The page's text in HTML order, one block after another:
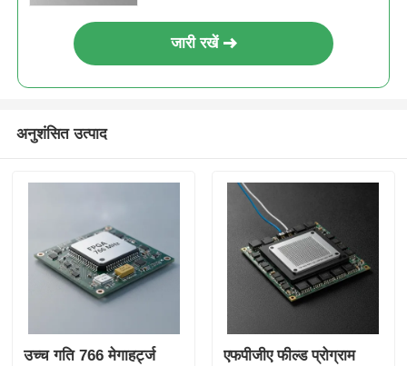
जारी रखें
अनुशंसित उत्पाद
उच्च गति 766 मेगाहर्ट्ज
एफपीजीए फील्ड प्रोग्राम